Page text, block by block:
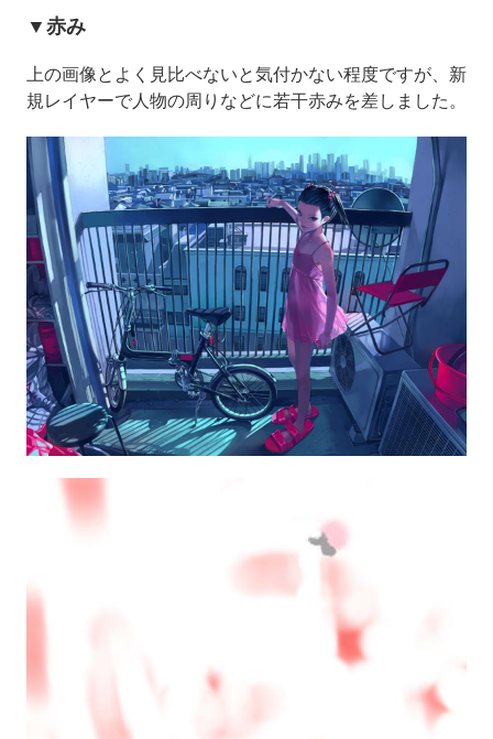
▼赤み
上の画像とよく見比べないと気付かない程度ですが、新
規レイヤーで人物の周りなどに若干赤みを差しました。